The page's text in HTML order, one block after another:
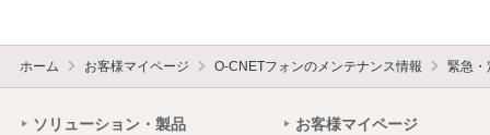
ホーム お客様マイページ O-CNETフォンのメンテナンス情報 緊急・
ソリューション・製品 お客様マイページ